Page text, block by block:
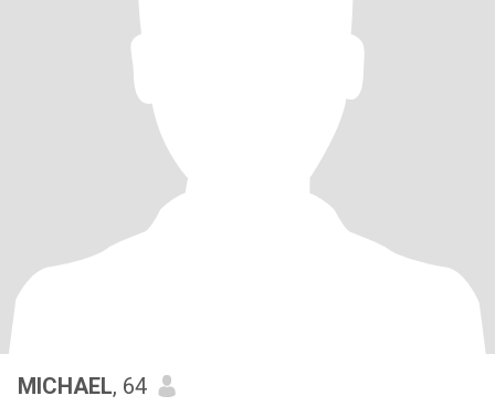
MICHAEL, 64